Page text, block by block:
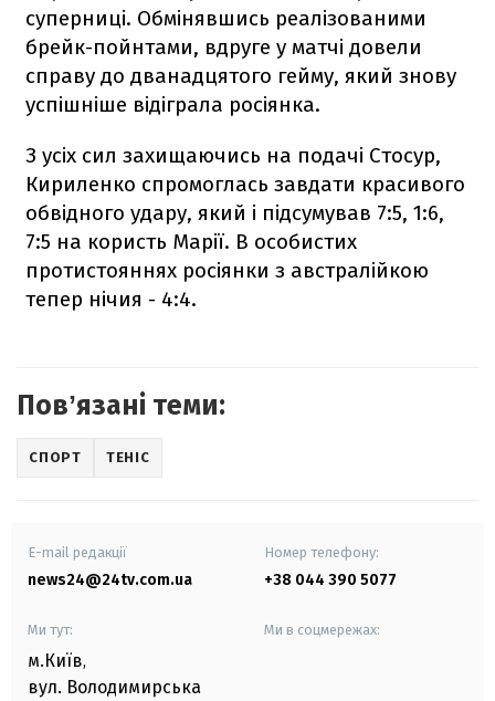
суперниці. Обмінявшись реалізованими
брейк-пойнтами, вдруге у матчі довели
справу до дванадцятого гейму, який знову
успішніше відіграла росіянка.
З усіх сил захищаючись на подачі Стосур,
Кириленко спромоглась завдати красивого
обвідного удару, який і підсумував 7:5, 1:6,
7:5 на користь Марії. В особистих
протистояннях росіянки з австралійкою
тепер нічия - 4:4.
Повʼязані теми:
СПОРТ ТЕНІС
E-mail редакції
news24@24tv.com.ua
Номер телефону:
+38 044 390 5077
Ми тут:
м.Київ,
вул. Володимирська
Ми в соцмережах: